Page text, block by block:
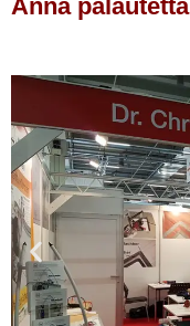
Anna palautetta